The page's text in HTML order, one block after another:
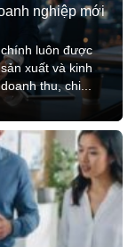
nghiệp mới
luôn được
xuất và kinh
thu, chi...